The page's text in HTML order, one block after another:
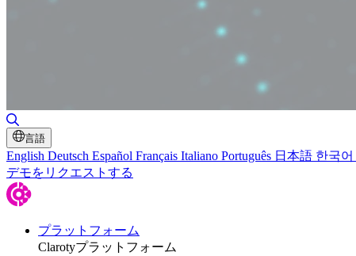
言語
English Deutsch Español Français Italiano Português 日本語 한국어
デモをリクエストする
プラットフォーム
Clarotyプラットフォーム